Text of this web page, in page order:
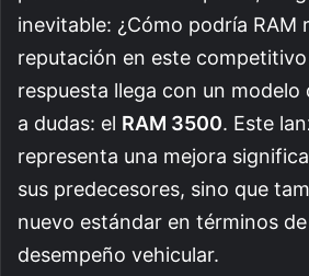
inevitable: ¿Cómo podría RAM
reputación en este
respuesta llega con un modelo
a dudas: el RAM 3500. Este
representa una mejora
sus predecesores, sino que
nuevo estándar en términos
desempeño vehicular.